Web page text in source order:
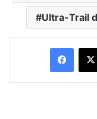
Ultra-Trail